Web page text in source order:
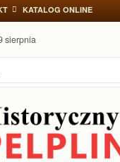
KATALOG ONLINE
sierpnia